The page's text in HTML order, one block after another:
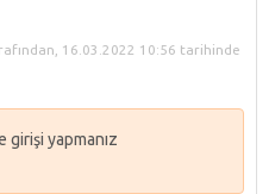
16.03.2022 10:56 tarihinde
girişi yapmanız